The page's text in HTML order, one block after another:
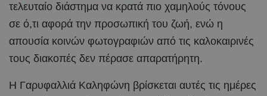
τελευταίο διάστημα να κρατά πιο χαμηλούς τόνους
σε ό,τι αφορά την προσωπική του ζωή, ενώ η
απουσία κοινών φωτογραφιών από τις καλοκαιρινές
τους διακοπές δεν πέρασε απαρατήρητη.
Η Γαρυφαλλιά Καληφώνη βρίσκεται αυτές τις ημέρες